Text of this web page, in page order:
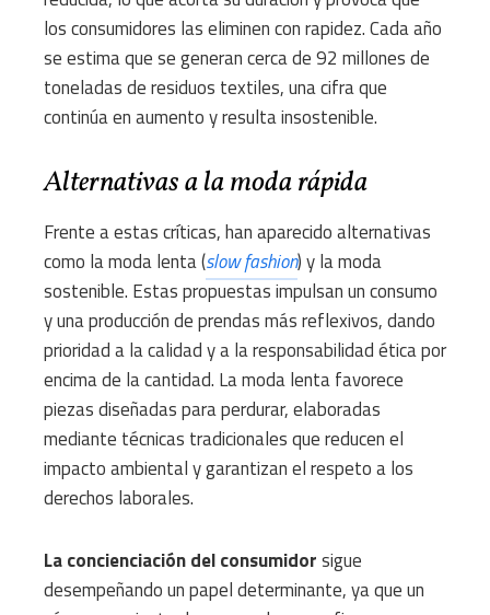
los consumidores las eliminen con rapidez. Cada año
se estima que se generan cerca de 92 millones de
toneladas de residuos textiles, una cifra que
continúa en aumento y resulta insostenible.
Alternativas a la moda rápida
Frente a estas críticas, han aparecido alternativas
como la moda lenta (slow fashion) y la moda
sostenible. Estas propuestas impulsan un consumo
y una producción de prendas más reflexivos, dando
prioridad a la calidad y a la responsabilidad ética por
encima de la cantidad. La moda lenta favorece
piezas diseñadas para perdurar, elaboradas
mediante técnicas tradicionales que reducen el
impacto ambiental y garantizan el respeto a los
derechos laborales.
La concienciación del consumidorsigue
desempeñando un papel determinante, ya que un